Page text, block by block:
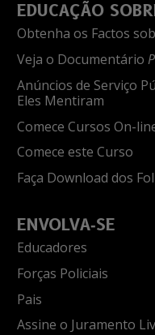
EDUCAÇÃO
Obtenha os Factos
Veja o Documentário
Anúncios de Serviço
Eles Mentiram
Comece Cursos On-
Comece este Curso
Faça Download dos
ENVOLVA‑SE
Educadores
Forças Policiais
Pais
Assine o Juramento